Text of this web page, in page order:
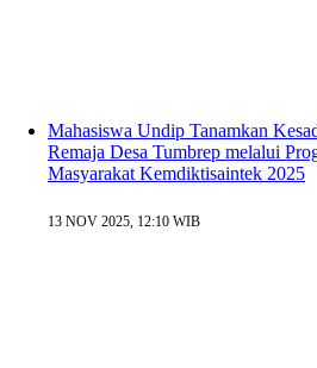
Mahasiswa Undip Tanamkan
Remaja Desa Tumbrep melalui
Masyarakat Kemdiktisaintek 2025
13 NOV 2025, 12:10 WIB